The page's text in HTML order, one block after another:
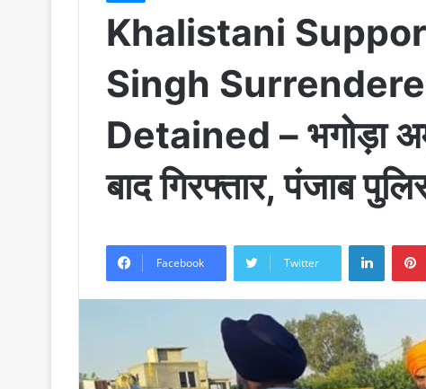
Khalistani
Singh
Detained – भगोड़ा
बाद गिरफ्तार, पंजाब
Facebook Twitter